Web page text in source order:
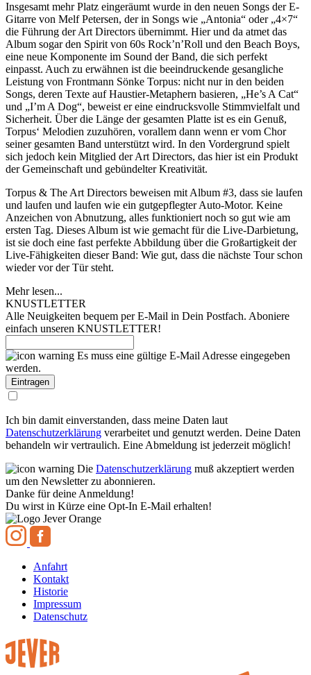
Insgesamt mehr Platz eingeräumt wurde in den neuen Songs der E-
Gitarre von Melf Petersen, der in Songs wie „Antonia“ oder „4×7“
die Führung der Art Directors übernimmt. Hier und da atmet das
Album sogar den Spirit von 60s Rock’n’Roll und den Beach Boys,
eine neue Komponente im Sound der Band, die sich perfekt
einpasst. Auch zu erwähnen ist die beeindruckende gesangliche
Leistung von Frontmann Sönke Torpus: nicht nur in den beiden
Songs, deren Texte auf Haustier-Metaphern basieren, „He’s A Cat“
und „I’m A Dog“, beweist er eine eindrucksvolle Stimmvielfalt und
Sicherheit. Über die Länge der gesamten Platte ist es ein Genuß,
Torpus‘ Melodien zuzuhören, vorallem dann wenn er vom Chor
seiner gesamten Band unterstützt wird. In den Vordergrund spielt
sich jedoch kein Mitglied der Art Directors, das hier ist ein Produkt
der Gemeinschaft und gebündelter Kreativität.
Torpus & The Art Directors beweisen mit Album #3, dass sie laufen
und laufen und laufen wie ein gutgepflegter Auto-Motor. Keine
Anzeichen von Abnutzung, alles funktioniert noch so gut wie am
ersten Tag. Dieses Album ist wie gemacht für die Live-Darbietung,
ist sie doch eine fast perfekte Abbildung über die Großartigkeit der
Live-Fähigkeiten dieser Band: Wie gut, dass die nächste Tour schon
wieder vor der Tür steht.
Mehr lesen...
KNUSTLETTER
Alle Neuigkeiten bequem per E-Mail in Dein Postfach. Aboniere
einfach unseren KNUSTLETTER!
Es muss eine gültige E-Mail Adresse eingegeben
werden.
Ich bin damit einverstanden, dass meine Daten laut
Datenschutzerklärung verarbeitet und genutzt werden. Deine Daten
behandeln wir vertraulich. Eine Abmeldung ist jederzeit möglich!
Die Datenschutzerklärung muß akzeptiert werden
um den Newsletter zu abonnieren.
Danke für deine Anmeldung!
Du wirst in Kürze eine Opt-In E-Mail erhalten!
Anfahrt
Kontakt
Historie
Impressum
Datenschutz